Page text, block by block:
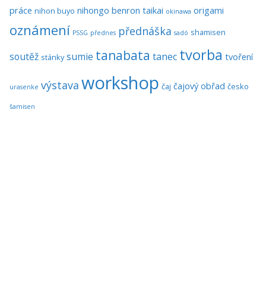
práce nihon buyo nihongo benron taikai okinawa origami
oznámení PSSG přednes přednáška sadó shamisen
soutěž stánky sumie tanabata tanec tvorba tvoření
urasenke výstava workshop čaj čajový obřad česko
šamisen